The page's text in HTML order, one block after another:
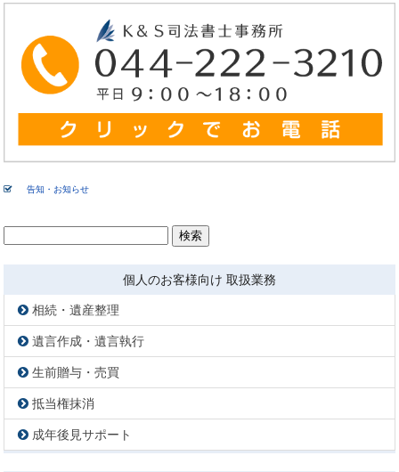
告知・お知らせ
検
索:
個人のお客様向け 取扱業務
相続・遺産整理
遺言作成・遺言執行
生前贈与・売買
抵当権抹消
成年後見サポート